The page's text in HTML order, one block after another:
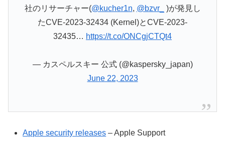
社のリサーチャー(@kucher1n, @bzvr_
)が発見し
たCVE-2023-32434 (Kernel)とCVE-2023-
32435… https://t.co/ONCgjCTQt4
— カスペルスキー 公式 (@kaspersky_japan)
June 22, 2023
Apple security releases – Apple Support